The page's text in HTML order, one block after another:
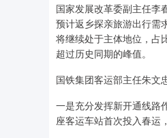
国家发展改革委副主任李
预计返乡探亲旅游出行需
将继续处于主体地位，占
超过历史同期的峰值。
国铁集团客运部主任朱文
一是充分发挥新开通线路
座客运车站首次投入春运